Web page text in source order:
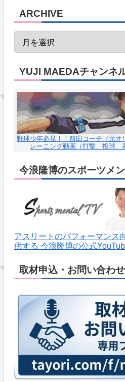
ARCHIVE
YUJI MAEDAチャンネ
野球少年必見！！前田コーチ（元オ
レーニング動画（打撃、投球、
今浪隆博のスポーツメ
アスリートのパフォーマンス
供する 今浪隆博の公式
取材申込・お問い合わせ